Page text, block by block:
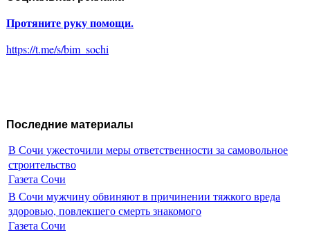
Протяните руку помощи.
https://t.me/s/bim_sochi
Последние материалы
В Сочи ужесточили меры ответственности за самовольное
строительство
Газета Сочи
В Сочи мужчину обвиняют в причинении тяжкого вреда
здоровью, повлекшего смерть знакомого
Газета Сочи